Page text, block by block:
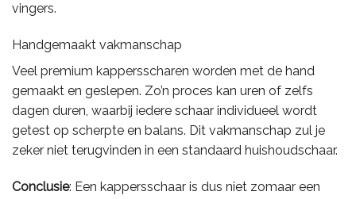
vingers.
Handgemaakt vakmanschap
Veel premium kappersscharen worden met de hand
gemaakt en geslepen. Zo’n proces kan uren of zelfs
dagen duren, waarbij iedere schaar individueel wordt
getest op scherpte en balans. Dit vakmanschap zul je
zeker niet terugvinden in een standaard huishoudschaar.
Conclusie: Een kappersschaar is dus niet zomaar een